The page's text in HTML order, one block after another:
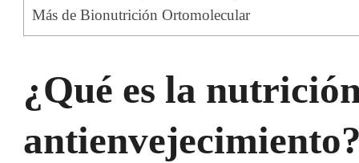
Más de Bionutrición Ortomolecular
¿Qué es la